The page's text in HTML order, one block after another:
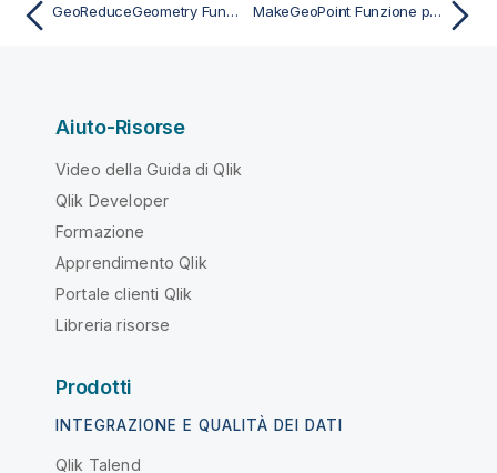
GeoReduceGeometry Funzione per script e grafici MakeGeoPoint Funzione per script e grafici
Aiuto-Risorse
Video della Guida di Qlik
Qlik Developer
Formazione
Apprendimento Qlik
Portale clienti Qlik
Libreria risorse
Prodotti
INTEGRAZIONE E QUALITÀ DEI DATI
Qlik Talend